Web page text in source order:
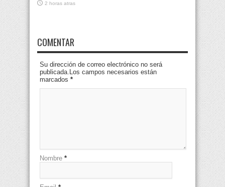
2 horas atras
COMENTAR
Su dirección de correo electrónico no será
publicada.Los campos necesarios están
marcados *
Nombre *